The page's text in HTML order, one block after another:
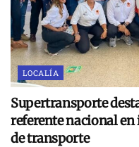
LOCALÍA
Supertransporte
referente nacional
de transporte